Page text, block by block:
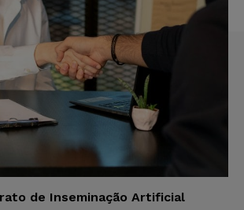
de Inseminação Artificial